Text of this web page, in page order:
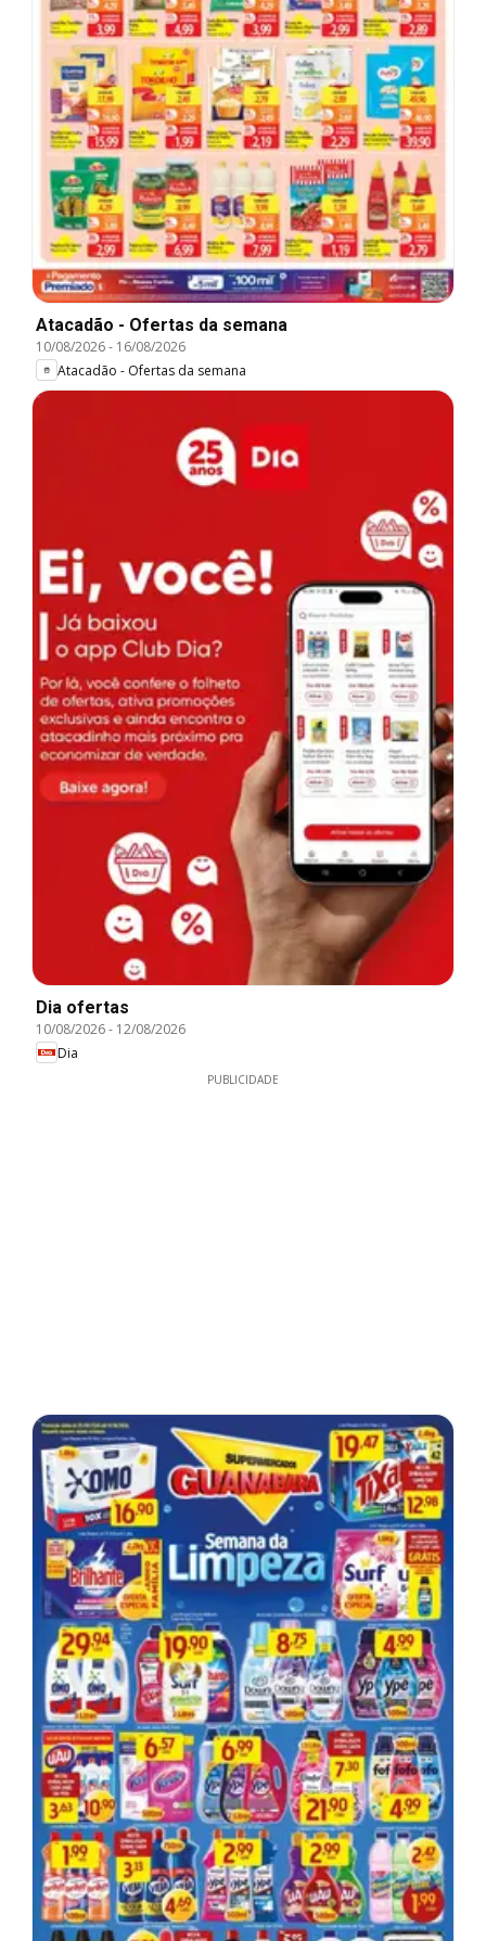
Atacadão - Ofertas da semana
10/08/2026- 16/08/2026
Atacadão - Ofertas da semana
Dia ofertas
10/08/2026- 12/08/2026
Dia
PUBLICIDADE